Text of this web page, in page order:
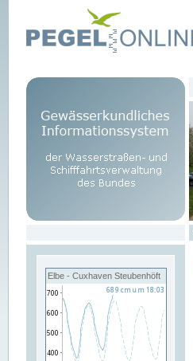
Elbe - Cuxhaven Steubenhöft